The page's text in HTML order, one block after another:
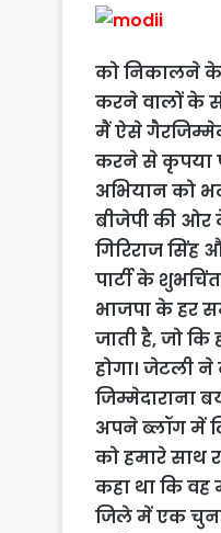
को निकालने के
करने वालों के
मैं ऐसे
करने से कृपया
अभियान को
बीजेपी की ओर
गिरिराज सिंह
पार्टी के
भाजपा के हर
जाती है, जो कि
होगा। जेटली ने
जिम्मेदाराना
अपने ब्लॉग में
को हमारे साथ
कहा था कि
जिले में एक